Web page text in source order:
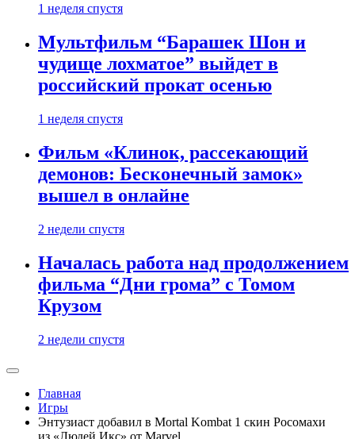
1 неделя спустя
Мультфильм “Барашек Шон и
чудище лохматое” выйдет в
российский прокат осенью
1 неделя спустя
Фильм «Клинок, рассекающий
демонов: Бесконечный замок»
вышел в онлайне
2 недели спустя
Началась работа над продолжением
фильма “Дни грома” с Томом
Крузом
2 недели спустя
Главная
Игры
Энтузиаст добавил в Mortal Kombat 1 скин Росомахи
из «Людей Икс» от Marvel